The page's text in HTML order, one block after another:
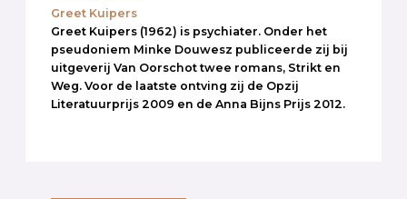
Greet Kuipers
Greet Kuipers (1962) is psychiater. Onder het
pseudoniem Minke Douwesz publiceerde zij bij
uitgeverij Van Oorschot twee romans, Strikt en
Weg. Voor de laatste ontving zij de Opzij
Literatuurprijs 2009 en de Anna Bijns Prijs 2012.